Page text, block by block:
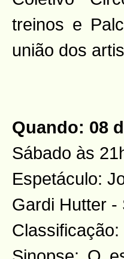
treinos e
união dos
Quando: 08
Sábado às
Espetáculo:
Gardi Hutter -
Classificação: